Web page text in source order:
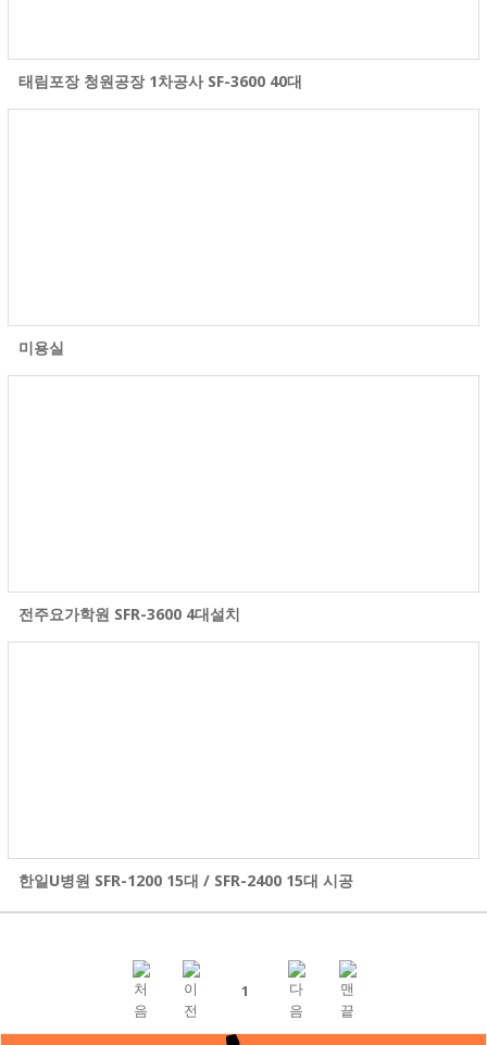
태림포장 청원공장 1차공사 SF-3600 40대
미용실
전주요가학원 SFR-3600 4대설치
한일U병원 SFR-1200 15대 / SFR-2400 15대 시공
1